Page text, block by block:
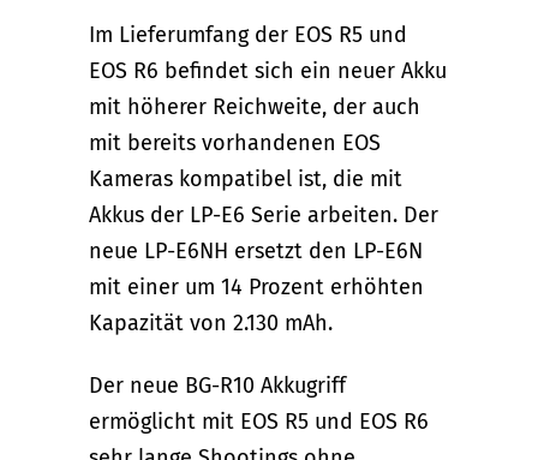
Im Lieferumfang der EOS R5 und
EOS R6 befindet sich ein neuer Akku
mit höherer Reichweite, der auch
mit bereits vorhandenen EOS
Kameras kompatibel ist, die mit
Akkus der LP-E6 Serie arbeiten. Der
neue LP-E6NH ersetzt den LP-E6N
mit einer um 14 Prozent erhöhten
Kapazität von 2.130 mAh.
Der neue BG-R10 Akkugriff
ermöglicht mit EOS R5 und EOS R6